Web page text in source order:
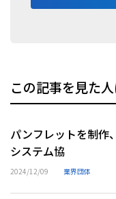
この記事を見た
パンフレットを制
システム協
2024/12/09 業界団体